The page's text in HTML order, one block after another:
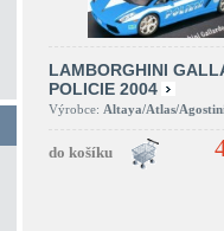
LAMBORGHINI
POLICIE 2004
Výrobce: Altaya/Atlas/